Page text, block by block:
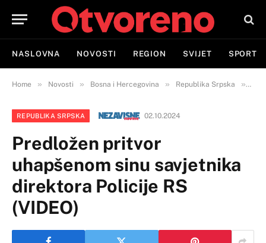
NASLOVNA NOVOSTI REGION SVIJET SPORT
Home » Novosti » Bosna i Hercegovina » Republika Srpska »
REPUBLIKA SRPSKA 02.10.2024
Predložen pritvor
uhapšenom sinu savjetnika
direktora Policije RS
(VIDEO)